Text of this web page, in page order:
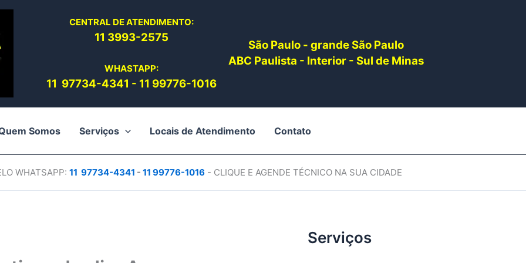
CENTRAL DE ATENDIMENTO:
11 3993-2575
WHASTAPP:
11 97734-4341 - 11 99776-1016
São Paulo - grande São Paulo
ABC Paulista - Interior - Sul de Minas
Somos Serviços Locais de Atendimento Contato
WHATSAPP: 11 97734-4341 - 11 99776-1016 - CLIQUE E AGENDE TÉCNICO NA SUA CIDADE
Serviços